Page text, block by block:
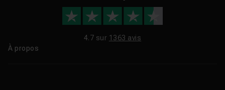
4.7 sur 1363 avis
À propos